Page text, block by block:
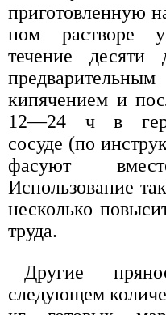
приготовленную
ном растворе
течение
кипячением и
12—24 ч в
сосуде (по
фасуют
Использование
несколько
труда.
Другие
следующем